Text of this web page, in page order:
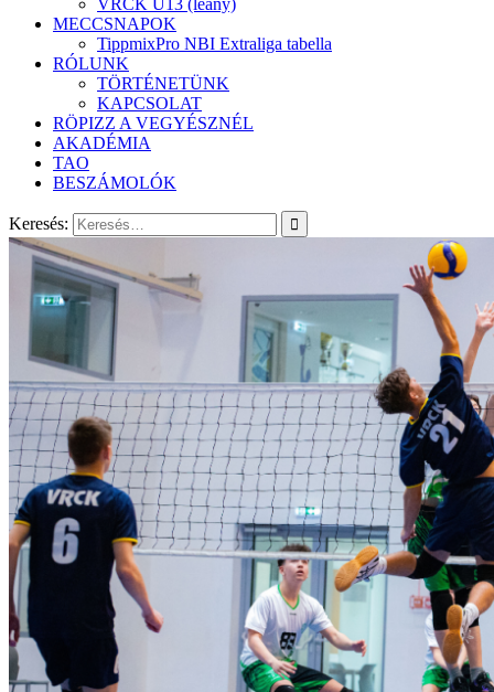
VRCK U13 (leány)
MECCSNAPOK
TippmixPro NBI Extraliga tabella
RÓLUNK
TÖRTÉNETÜNK
KAPCSOLAT
RÖPIZZ A VEGYÉSZNÉL
AKADÉMIA
TAO
BESZÁMOLÓK
Keresés: